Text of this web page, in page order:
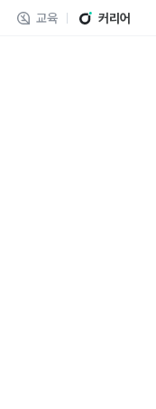
교육 커리어